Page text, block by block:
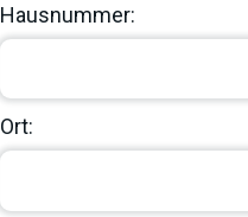
Hausnummer:
Ort: